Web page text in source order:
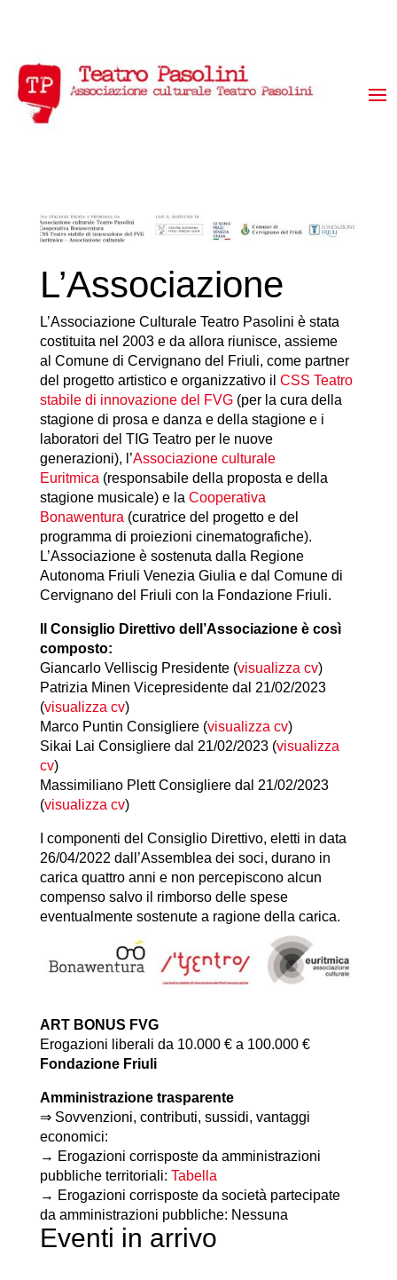
L’Associazione
L’Associazione Culturale Teatro Pasolini è stata
costituita nel 2003 e da allora riunisce, assieme
al Comune di Cervignano del Friuli, come partner
del progetto artistico e organizzativo il CSS Teatro
stabile di innovazione del FVG(per la cura della
stagione di prosa e danza e della stagione e i
laboratori del TIG Teatro per le nuove
generazioni), l’Associazione culturale
Euritmica (responsabile della proposta e della
stagione musicale) e la Cooperativa
Bonawentura (curatrice del progetto e del
programma di proiezioni cinematografiche).
L’Associazione è sostenuta dalla Regione
Autonoma Friuli Venezia Giulia e dal Comune di
Cervignano del Friuli con la Fondazione Friuli.
Il Consiglio Direttivo dell’Associazione è così
composto:
Giancarlo Velliscig Presidente (visualizza cv)
Patrizia Minen Vicepresidente dal 21/02/2023
(visualizza cv)
Marco Puntin Consigliere (visualizza cv)
Sikai Lai Consigliere dal 21/02/2023 (visualizza
cv)
Massimiliano Plett Consigliere dal 21/02/2023
(visualizza cv)
I componenti del Consiglio Direttivo, eletti in data
26/04/2022 dall’Assemblea dei soci, durano in
carica quattro anni e non percepiscono alcun
compenso salvo il rimborso delle spese
eventualmente sostenute a ragione della carica.
ART BONUS FVG
Erogazioni liberali da 10.000 € a 100.000 €
Fondazione Friuli
Amministrazione trasparente
⇒ Sovvenzioni, contributi, sussidi, vantaggi
economici:
→ Erogazioni corrisposte da amministrazioni
pubbliche territoriali: Tabella
→ Erogazioni corrisposte da società partecipate
da amministrazioni pubbliche: Nessuna
Eventi in arrivo